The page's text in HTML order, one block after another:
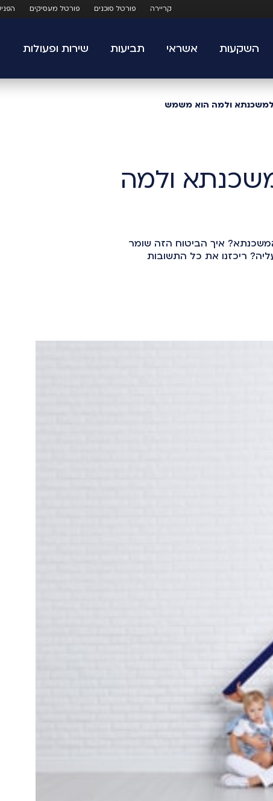
קריירה פורטל סוכנים פורטל מעסיקים
השקעות אשראי תביעות שירות ופעולות
למשכנתא ולמה הוא משמש
ולמה
איך הביטוח הזה שומר
ריכזנו את כל התשובות